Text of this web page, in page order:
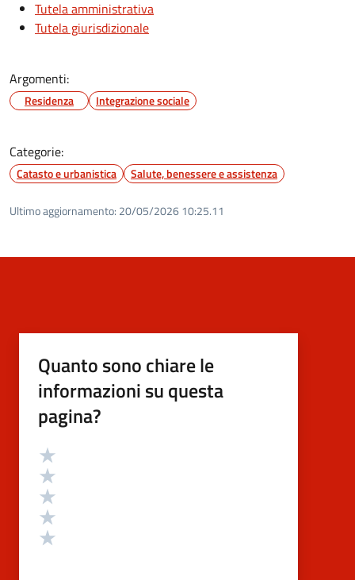
Tutela amministrativa
Tutela giurisdizionale
Argomenti:
Residenza Integrazione sociale
Categorie:
Catasto e urbanistica Salute, benessere e assistenza
Ultimo aggiornamento: 20/05/2026 10:25.11
Quanto sono chiare le
informazioni su questa
pagina?
Valutazione